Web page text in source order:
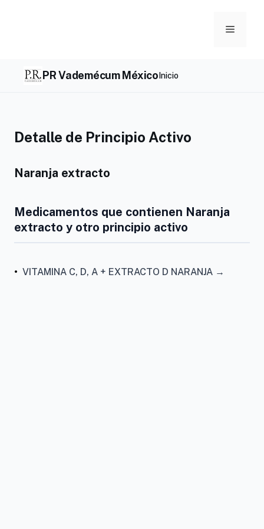
Menu
PR Vademécum MéxicoInicio
Detalle de Principio Activo
Naranja extracto
Medicamentos que contienen Naranja
extracto y otro principio activo
• VITAMINA C, D, A + EXTRACTO D NARANJA →